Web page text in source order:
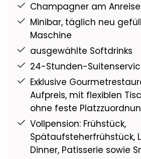
Champagner am
Minibar, täglich neu
Maschine
ausgewählte Softdrinks
24-Stunden-
Exklusive
Aufpreis, mit flexiblen
ohne feste
Vollpension: Frühstück,
Spätaufsteherfrühstück,
Dinner, Patisserie sowie